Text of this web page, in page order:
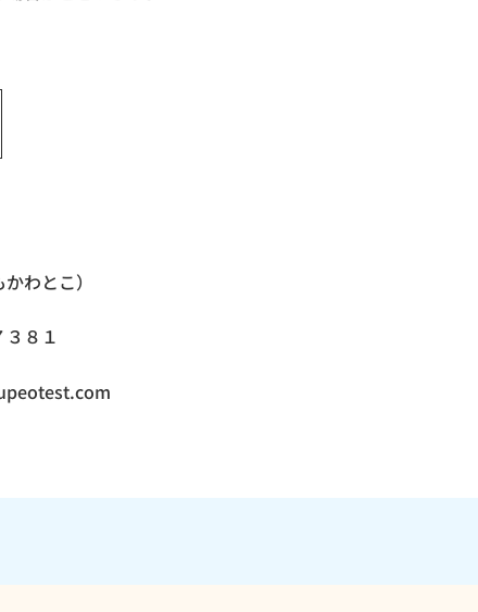
こ）
１